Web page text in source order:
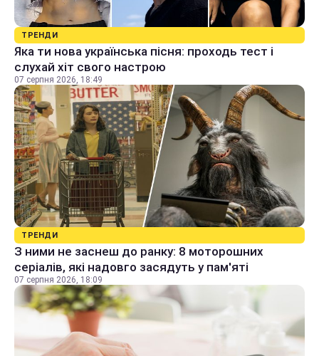
ТРЕНДИ
Яка ти нова українська пісня: проходь тест і
слухай хіт свого настрою
07 серпня 2026, 18:49
ТРЕНДИ
З ними не заснеш до ранку: 8 моторошних
серіалів, які надовго засядуть у пам'яті
07 серпня 2026, 18:09